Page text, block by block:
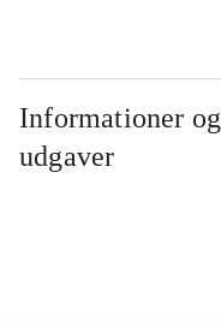
Informationer og
udgaver